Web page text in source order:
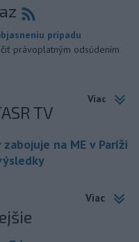
prípadu
právoplatným odsúdením
Viac
TV
na ME v Paríži
Viac